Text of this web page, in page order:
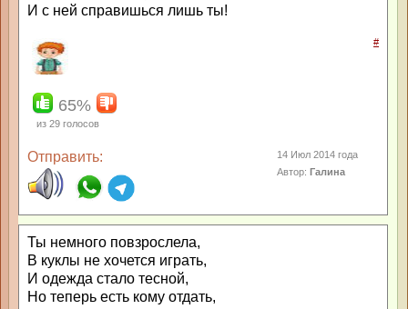
И с ней справишься лишь ты!
#
65%
из 29 голосов
Отправить:
14 Июл 2014 года
Автор:Галина
Ты немного повзрослела,
В куклы не хочется играть,
И одежда стало тесной,
Но теперь есть кому отдать,